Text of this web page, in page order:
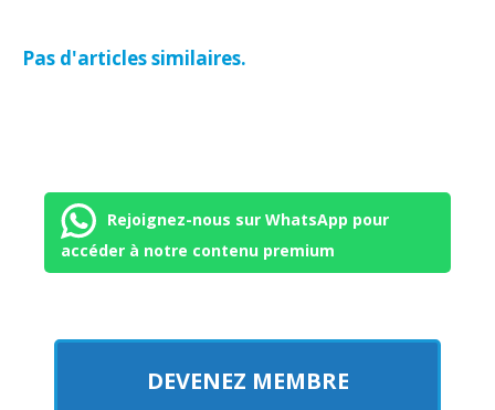
Pas d'articles similaires.
Rejoignez-nous sur WhatsApp pour
accéder à notre contenu premium
DEVENEZ MEMBRE